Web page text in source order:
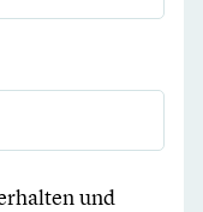
und